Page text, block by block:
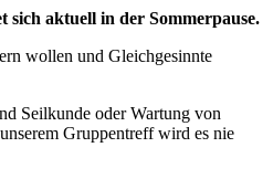
sich aktuell in der Sommerpause.
wollen und Gleichgesinnte
Seilkunde oder Wartung von
Gruppentreff wird es nie